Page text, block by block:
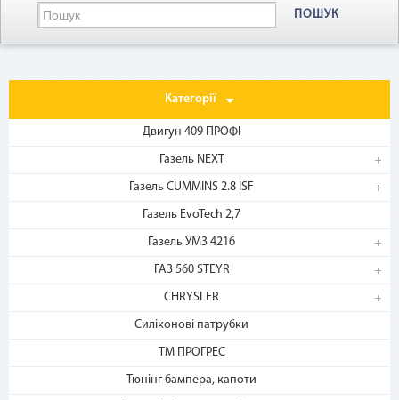
ПОШУК
Категорії
Двигун 409 ПРОФІ
Газель NEXT
Газель CUMMINS 2.8 ISF
Газель EvoTech 2,7
Газель УМЗ 4216
ГАЗ 560 STEYR
CHRYSLER
Силіконові патрубки
ТМ ПРОГРЕС
Тюнінг бампера, капоти
1. Выберите товар
на b2motor.com и положите